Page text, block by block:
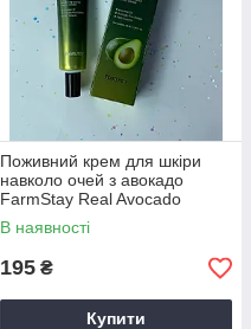
Поживний крем для шкіри
навколо очей з авокадо
FarmStay Real Avocado
Nutrition Eye Cream 40 мл
В наявності
195 ₴
Купити